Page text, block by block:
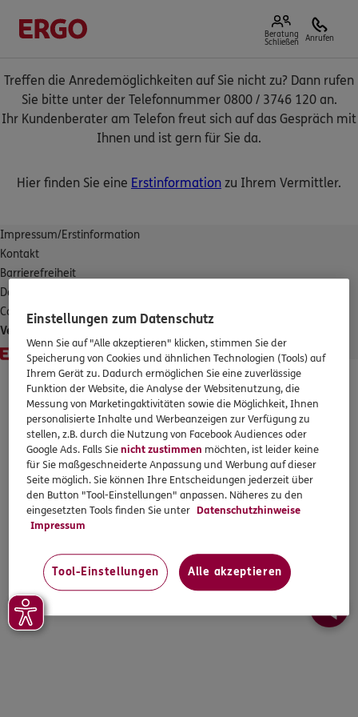
Beratung
Schließen
Anrufen
Treffen die Anredemöglichkeiten auf Sie nicht zu? Dann rufen
Sie bitte unter der Telefonnummer 0800 / 3746 120 an.
Ihr Kundenberater am Telefon freut sich auf das Gespräch mit
Ihnen und ist gern für Sie da.
Hier finden Sie eine Erstinformation zu Ihrem Vermittler.
Impressum/Erstinformation
Kontakt
Barrierefreiheit
Datenschutz
Cookies
Vertrag widerrufen
© 2026 ERGO. Alle Rechte vorbehalten.
Einstellungen zum Datenschutz
Wenn Sie auf "Alle akzeptieren" klicken, stimmen Sie der
Speicherung von Cookies und ähnlichen Technologien (Tools) auf
Ihrem Gerät zu. Dadurch ermöglichen Sie eine zuverlässige
Funktion der Website, die Analyse der Websitenutzung, die
Messung von Marketingaktivitäten sowie die Möglichkeit, Ihnen
personalisierte Inhalte und Werbeanzeigen zur Verfügung zu
stellen, z.B. durch die Nutzung von Facebook Audiences oder
Google Ads. Falls Sienicht zustimmen möchten, ist leider keine
für Sie maßgeschneiderte Anpassung und Werbung auf dieser
Seite möglich. Sie können Ihre Entscheidungen jederzeit über
den Button "Tool-Einstellungen" anpassen. Näheres zu den
eingesetzten Tools finden Sie unter Datenschutzhinweise
Impressum
Tool-Einstellungen Alle akzeptieren